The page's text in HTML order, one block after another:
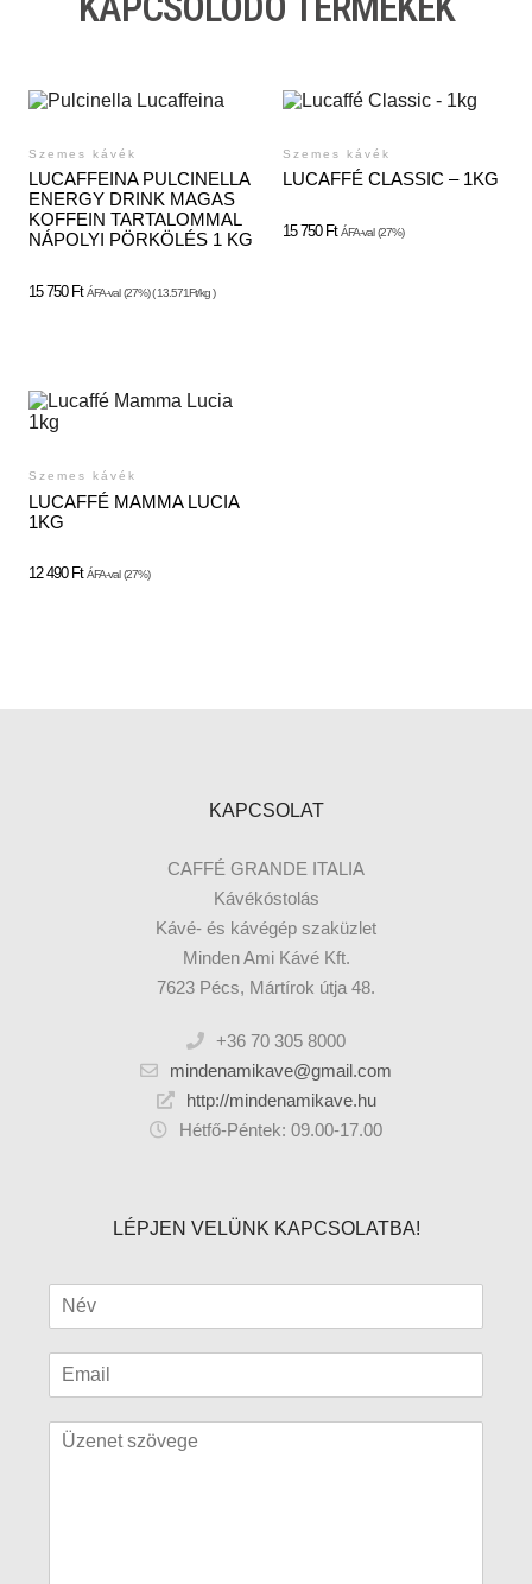
Szemes kávék
LUCAFFEINA PULCINELLA
ENERGY DRINK MAGAS
KOFFEIN TARTALOMMAL
NÁPOLYI PÖRKÖLÉS 1 KG
15 750 Ft ÁFA-val (27%) ( 13.571Ft/kg )
Szemes kávék
LUCAFFÉ CLASSIC – 1KG
15 750 Ft ÁFA-val (27%)
Szemes kávék
LUCAFFÉ MAMMA LUCIA
1KG
12 490 Ft ÁFA-val (27%)
KAPCSOLAT
CAFFÉ GRANDE ITALIA
Kávékóstolás
Kávé- és kávégép szaküzlet
Minden Ami Kávé Kft.
7623 Pécs, Mártírok útja 48.
+36 70 305 8000
mindenamikave@gmail.com
http://mindenamikave.hu
Hétfő-Péntek: 09.00-17.00
LÉPJEN VELÜNK KAPCSOLATBA!